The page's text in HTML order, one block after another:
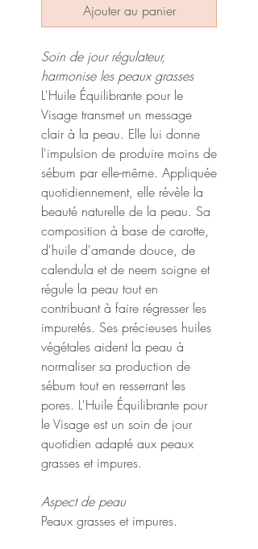
Ajouter au panier
Soin de jour régulateur,
harmonise les peaux grasses
L'Huile Équilibrante pour le
Visage transmet un message
clair à la peau. Elle lui donne
l'impulsion de produire moins de
sébum par elle-même. Appliquée
quotidiennement, elle révèle la
beauté naturelle de la peau. Sa
composition à base de carotte,
d'huile d'amande douce, de
calendula et de neem soigne et
régule la peau tout en
contribuant à faire régresser les
impuretés. Ses précieuses huiles
végétales aident la peau à
normaliser sa production de
sébum tout en resserrant les
pores. L'Huile Équilibrante pour
le Visage est un soin de jour
quotidien adapté aux peaux
grasses et impures.
Aspect de peau
Peaux grasses et impures.